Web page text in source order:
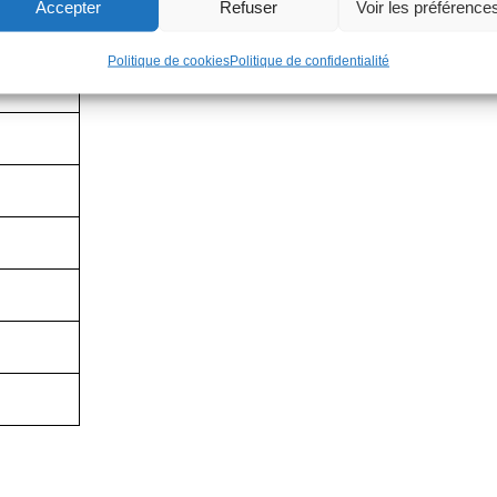
Accepter Refuser Voir les
Politique de cookiesPolitique de confidentialité